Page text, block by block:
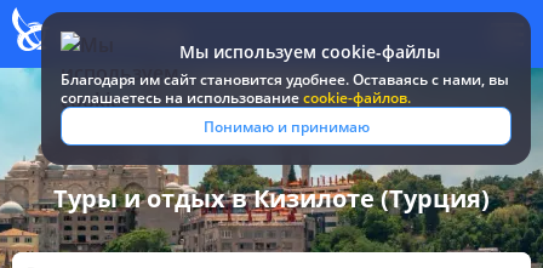
Мы используем cookie-файлы
Благодаря им сайт становится удобнее. Оставаясь c нами, вы
соглашаетесь на использованиеcookie-файлов.
Понимаю и принимаю
Все туры и путевки / Турция / в Кизилоте
Туры и отдых в Кизилоте (Турция)